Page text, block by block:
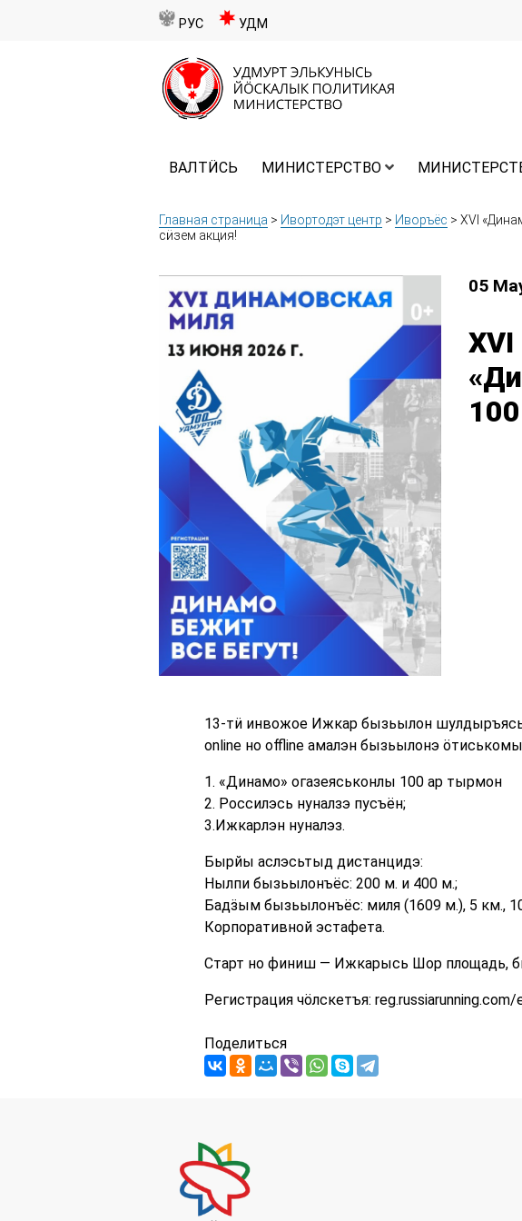
РУС УДМ
ВАЛТӤСЬ МИНИСТЕРСТВО
Главная страница > Ивортодэт центр > Иворъёс > XVI
сӥзем акция!
05
13-тӥ инвожое Ижкар бызьылон
online но offline амалэн бызьылонэ
1. «Динамо» огазеяськонлы 100 ар тырмон
2. Россилэсь нуналзэ пусъён;
3.Ижкарлэн нуналэз.
Бырйы аслэсьтыд дистанцидэ:
Нылпи бызьылонъёс: 200 м. и 400 м.;
Бадӟым бызьылонъёс: миля (1609 м.), 5 км.,
Корпоративной эстафета.
Старт но финиш — Ижкарысь Шор площадь,
Регистрация чӧлскетъя:
Поделиться